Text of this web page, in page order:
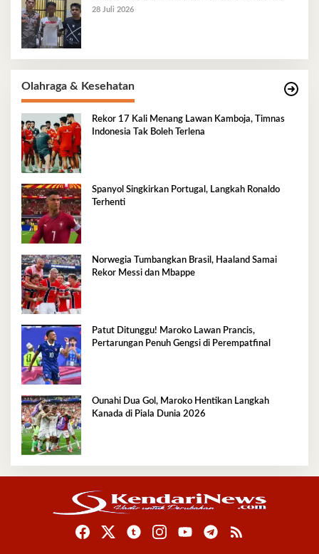
28 Juli 2026
Olahraga & Kesehatan
Rekor 17 Kali Menang Lawan Kamboja, Timnas
Indonesia Tak Boleh Terlena
Spanyol Singkirkan Portugal, Langkah Ronaldo
Terhenti
Norwegia Tumbangkan Brasil, Haaland Samai
Rekor Messi dan Mbappe
Patut Ditunggu! Maroko Lawan Prancis,
Pertarungan Penuh Gengsi di Perempatfinal
Ounahi Dua Gol, Maroko Hentikan Langkah
Kanada di Piala Dunia 2026